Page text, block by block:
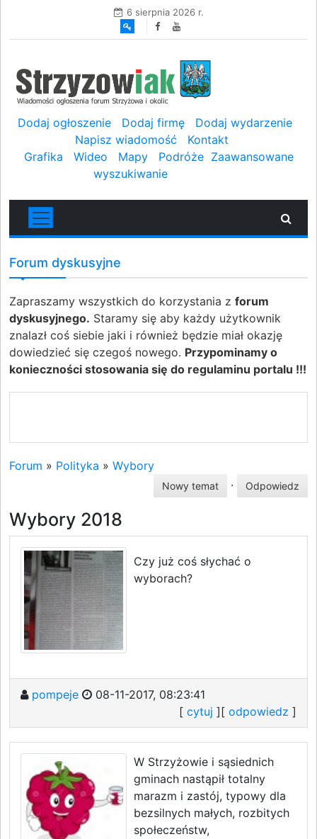
6 sierpnia 2026 r.
Dodaj ogłoszenie Dodaj firmę
Dodaj wydarzenie
Napisz wiadomość
Kontakt
Grafika
Wideo Mapy Podróże Zaawansowane
wyszukiwanie
Forum dyskusyjne
Zapraszamy wszystkich do korzystania z forum
dyskusyjnego. Staramy się aby każdy użytkownik
znalazł coś siebie jaki i również będzie miał okazję
dowiedzieć się czegoś nowego. Przypominamy o
konieczności stosowania się do regulaminu portalu !!!
Forum » Polityka » Wybory
Nowy temat · Odpowiedz
Wybory 2018
Czy już coś słychać o
wyborach?
pompeje
08-11-2017, 08:23:41
[ cytuj ][ odpowiedz ]
W Strzyżowie i sąsiednich
gminach nastąpił totalny
marazm i zastój, typowy dla
bezsilnych małych, rozbitych
społeczeństw,